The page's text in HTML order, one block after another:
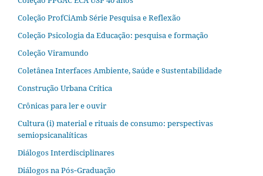
Coleção ProfCiAmb Série Pesquisa e Reflexão
Coleção Psicologia da Educação: pesquisa e formação
Coleção Viramundo
Coletânea Interfaces Ambiente, Saúde e Sustentabilidade
Construção Urbana Crítica
Crônicas para ler e ouvir
Cultura (i) material e rituais de consumo: perspectivas
semiopsicanalíticas
Diálogos Interdisciplinares
Diálogos na Pós‐Graduação